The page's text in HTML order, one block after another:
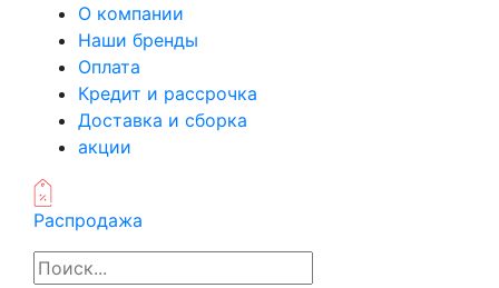
О компании
Наши бренды
Оплата
Кредит и рассрочка
Доставка и сборка
акции
Распродажа